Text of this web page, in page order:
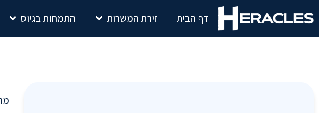
דף הבית זירת המשרות התמחות בגיוס